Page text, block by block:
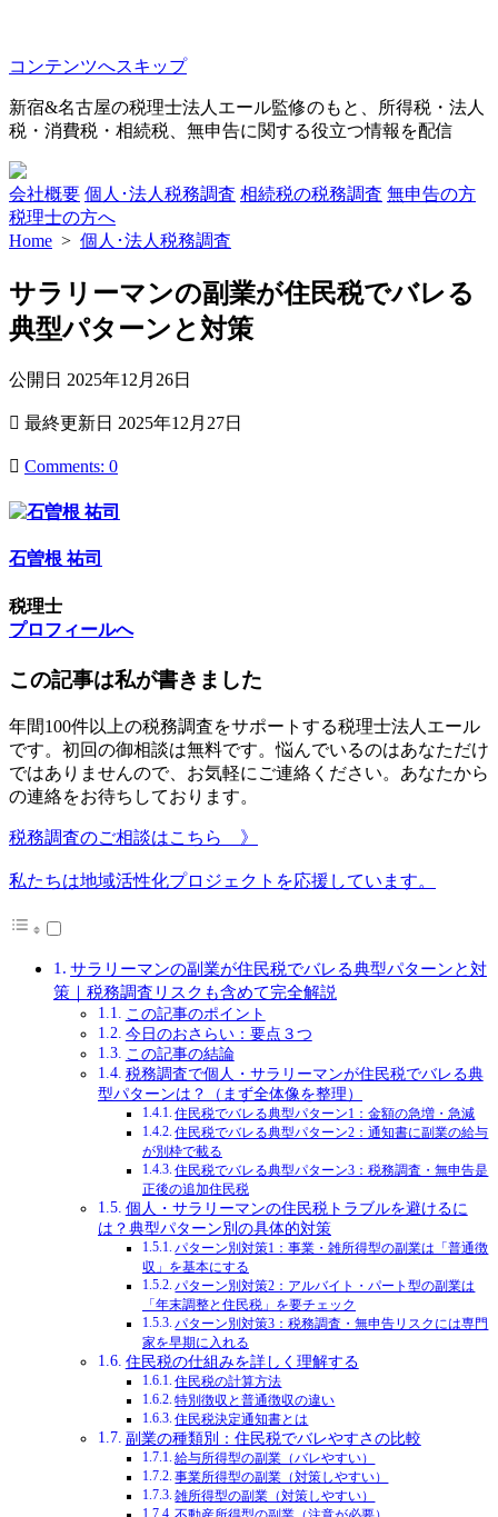
コンテンツへスキップ
新宿&名古屋の税理士法人エール監修のもと、所得税・法人
税・消費税・相続税、無申告に関する役立つ情報を配信
会社概要 個人･法人税務調査 相続税の税務調査 無申告の方
税理士の方へ
Home > 個人･法人税務調査
サラリーマンの副業が住民税でバレる
典型パターンと対策
公開日 2025年12月26日
最終更新日 2025年12月27日
Comments: 0
石曽根 祐司
税理士
プロフィールへ
この記事は私が書きました
年間100件以上の税務調査をサポートする税理士法人エール
です。初回の御相談は無料です。悩んでいるのはあなただけ
ではありませんので、お気軽にご連絡ください。あなたから
の連絡をお待ちしております。
税務調査のご相談はこちら 》
私たちは地域活性化プロジェクトを応援しています。
サラリーマンの副業が住民税でバレる典型パターンと対
策｜税務調査リスクも含めて完全解説
この記事のポイント
今日のおさらい：要点３つ
この記事の結論
税務調査で個人・サラリーマンが住民税でバレる典
型パターンは？（まず全体像を整理）
住民税でバレる典型パターン1：金額の急増・急減
住民税でバレる典型パターン2：通知書に副業の給与
が別枠で載る
住民税でバレる典型パターン3：税務調査・無申告是
正後の追加住民税
個人・サラリーマンの住民税トラブルを避けるに
は？典型パターン別の具体的対策
パターン別対策1：事業・雑所得型の副業は「普通徴
収」を基本にする
パターン別対策2：アルバイト・パート型の副業は
「年末調整と住民税」を要チェック
パターン別対策3：税務調査・無申告リスクには専門
家を早期に入れる
住民税の仕組みを詳しく理解する
住民税の計算方法
特別徴収と普通徴収の違い
住民税決定通知書とは
副業の種類別：住民税でバレやすさの比較
給与所得型の副業（バレやすい）
事業所得型の副業（対策しやすい）
雑所得型の副業（対策しやすい）